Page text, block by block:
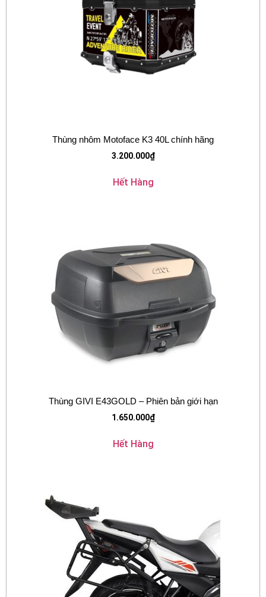
Thùng nhôm Motoface K3 40L chính hãng
3.200.000₫
Hết Hàng
Thùng GIVI E43GOLD – Phiên bản giới hạn
1.650.000₫
Hết Hàng